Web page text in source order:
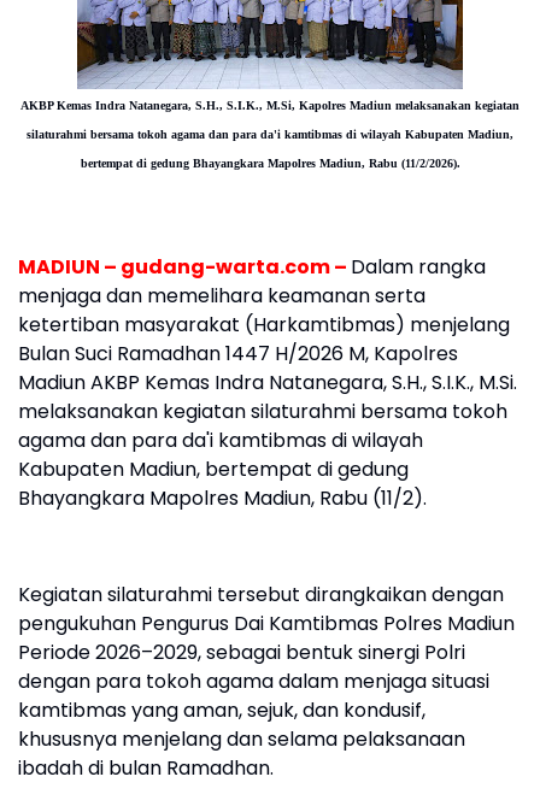
AKBP Kemas Indra Natanegara, S.H., S.I.K., M.Si, Kapolres Madiun melaksanakan kegiatan
silaturahmi bersama tokoh agama dan para da'i kamtibmas di wilayah Kabupaten Madiun,
bertempat di gedung Bhayangkara Mapolres Madiun, Rabu (11/2/2026).
MADIUN – gudang-warta.com – Dalam rangka
menjaga dan memelihara keamanan serta
ketertiban masyarakat (Harkamtibmas) menjelang
Bulan Suci Ramadhan 1447 H/2026 M, Kapolres
Madiun AKBP Kemas Indra Natanegara, S.H., S.I.K., M.Si.
melaksanakan kegiatan silaturahmi bersama tokoh
agama dan para da'i kamtibmas di wilayah
Kabupaten Madiun, bertempat di gedung
Bhayangkara Mapolres Madiun, Rabu (11/2).
Kegiatan silaturahmi tersebut dirangkaikan dengan
pengukuhan Pengurus Dai Kamtibmas Polres Madiun
Periode 2026–2029, sebagai bentuk sinergi Polri
dengan para tokoh agama dalam menjaga situasi
kamtibmas yang aman, sejuk, dan kondusif,
khususnya menjelang dan selama pelaksanaan
ibadah di bulan Ramadhan.